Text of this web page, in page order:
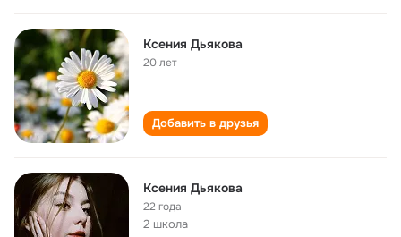
Ксения Дьякова
20 лет
Добавить в друзья
Ксения Дьякова
22 года
2 школа